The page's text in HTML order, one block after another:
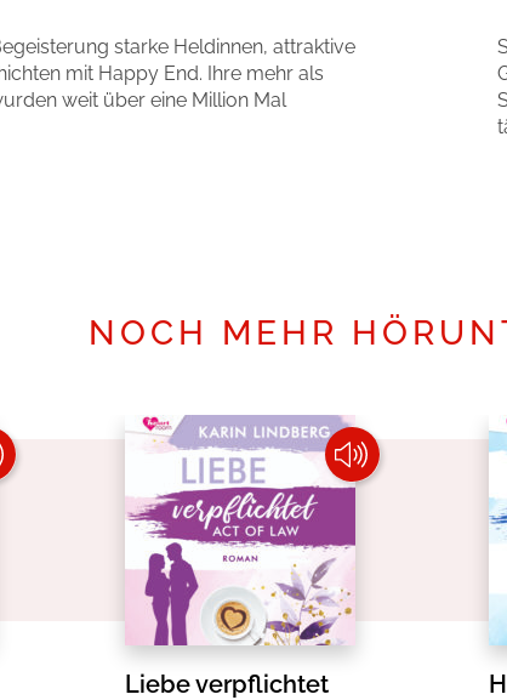
starke Heldinnen, attraktive
mit Happy End. Ihre mehr als
weit über eine Million Mal
NOCH MEHR
Liebe verpflichtet